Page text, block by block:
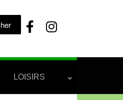
LOISIRS